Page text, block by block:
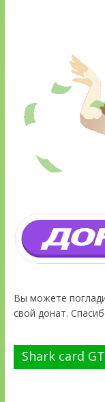
Вы можете
свой донат.
Shark card